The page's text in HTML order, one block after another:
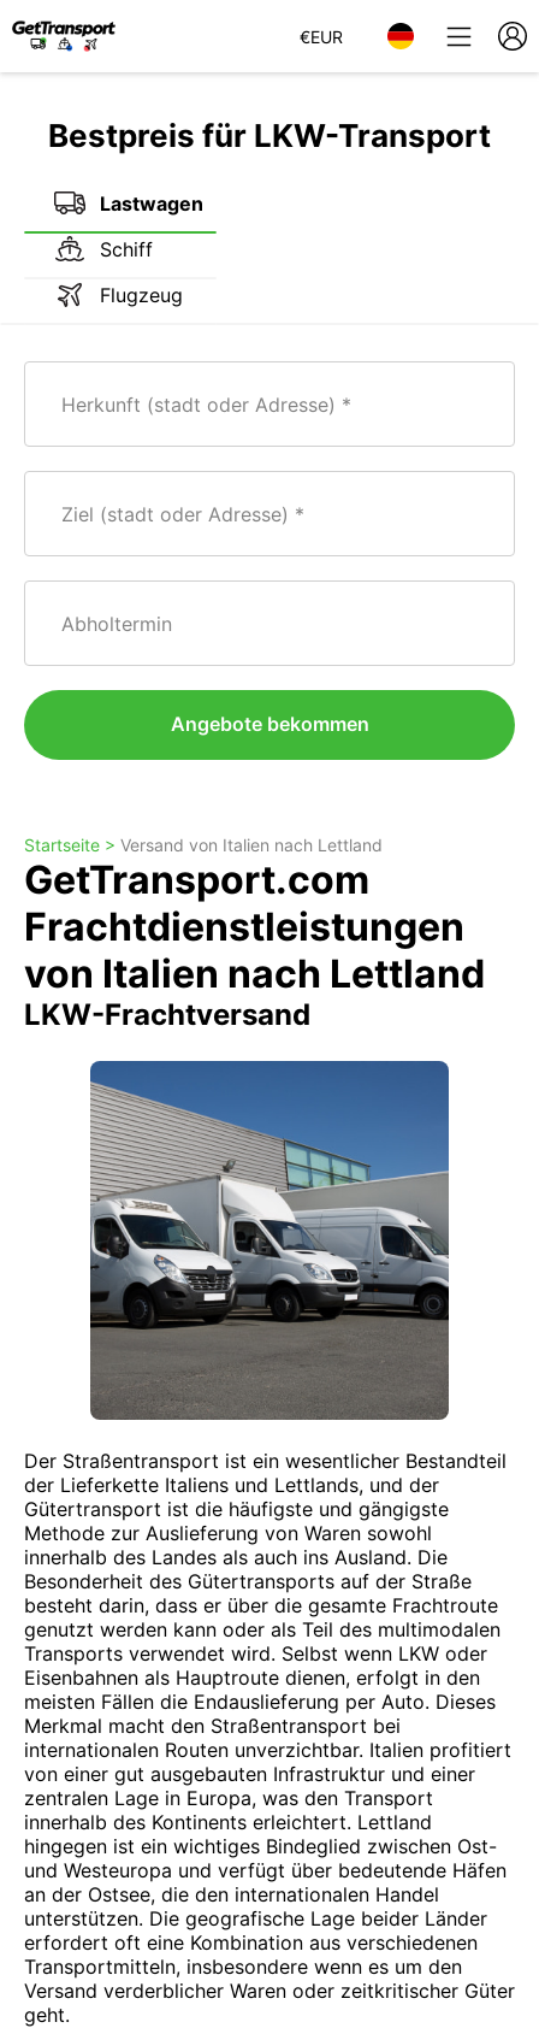
€EUR
Bestpreis für LKW-Transport
Lastwagen
Schiff
Flugzeug
Herkunft (stadt oder Adresse)
Ziel (stadt oder Adresse)
Abholtermin
Angebote bekommen
Startseite > Versand von Italien nach Lettland
GetTransport.com
Frachtdienstleistungen
von Italien nach Lettland
LKW-Frachtversand
Der Straßentransport ist ein wesentlicher Bestandteil
der Lieferkette Italiens und Lettlands, und der
Gütertransport ist die häufigste und gängigste
Methode zur Auslieferung von Waren sowohl
innerhalb des Landes als auch ins Ausland. Die
Besonderheit des Gütertransports auf der Straße
besteht darin, dass er über die gesamte Frachtroute
genutzt werden kann oder als Teil des multimodalen
Transports verwendet wird. Selbst wenn LKW oder
Eisenbahnen als Hauptroute dienen, erfolgt in den
meisten Fällen die Endauslieferung per Auto. Dieses
Merkmal macht den Straßentransport bei
internationalen Routen unverzichtbar. Italien profitiert
von einer gut ausgebauten Infrastruktur und einer
zentralen Lage in Europa, was den Transport
innerhalb des Kontinents erleichtert. Lettland
hingegen ist ein wichtiges Bindeglied zwischen Ost-
und Westeuropa und verfügt über bedeutende Häfen
an der Ostsee, die den internationalen Handel
unterstützen. Die geografische Lage beider Länder
erfordert oft eine Kombination aus verschiedenen
Transportmitteln, insbesondere wenn es um den
Versand verderblicher Waren oder zeitkritischer Güter
geht.